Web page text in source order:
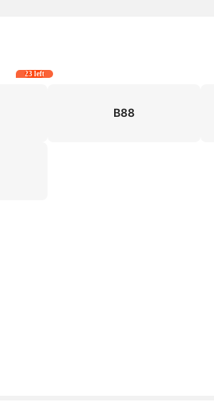
23 left
B88